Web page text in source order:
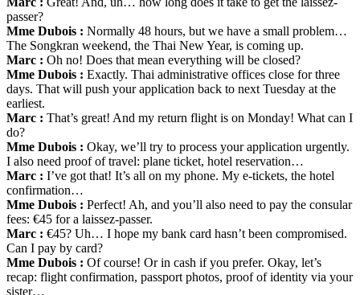
passer?
Mme Dubois : Normally 48 hours, but we have a small problem…
The Songkran weekend, the Thai New Year, is coming up.
Marc : Oh no! Does that mean everything will be closed?
Mme Dubois : Exactly. Thai administrative offices close for three
days. That will push your application back to next Tuesday at the
earliest.
Marc : That’s great! And my return flight is on Monday! What can I
do?
Mme Dubois : Okay, we’ll try to process your application urgently.
I also need proof of travel: plane ticket, hotel reservation…
Marc : I’ve got that! It’s all on my phone. My e-tickets, the hotel
confirmation…
Mme Dubois : Perfect! Ah, and you’ll also need to pay the consular
fees: €45 for a laissez-passer.
Marc : €45? Uh… I hope my bank card hasn’t been compromised.
Can I pay by card?
Mme Dubois : Of course! Or in cash if you prefer. Okay, let’s
recap: flight confirmation, passport photos, proof of identity via your
sister…